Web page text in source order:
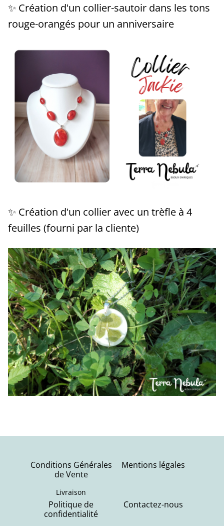
✨ Création d'un collier-sautoir dans les tons
rouge-orangés pour un anniversaire
✨ Création d'un collier avec un trèfle à 4
feuilles (fourni par la cliente)
Conditions Générales
de Vente
Livraison
Mentions légales
Politique de
confidentialité
Contactez-nous